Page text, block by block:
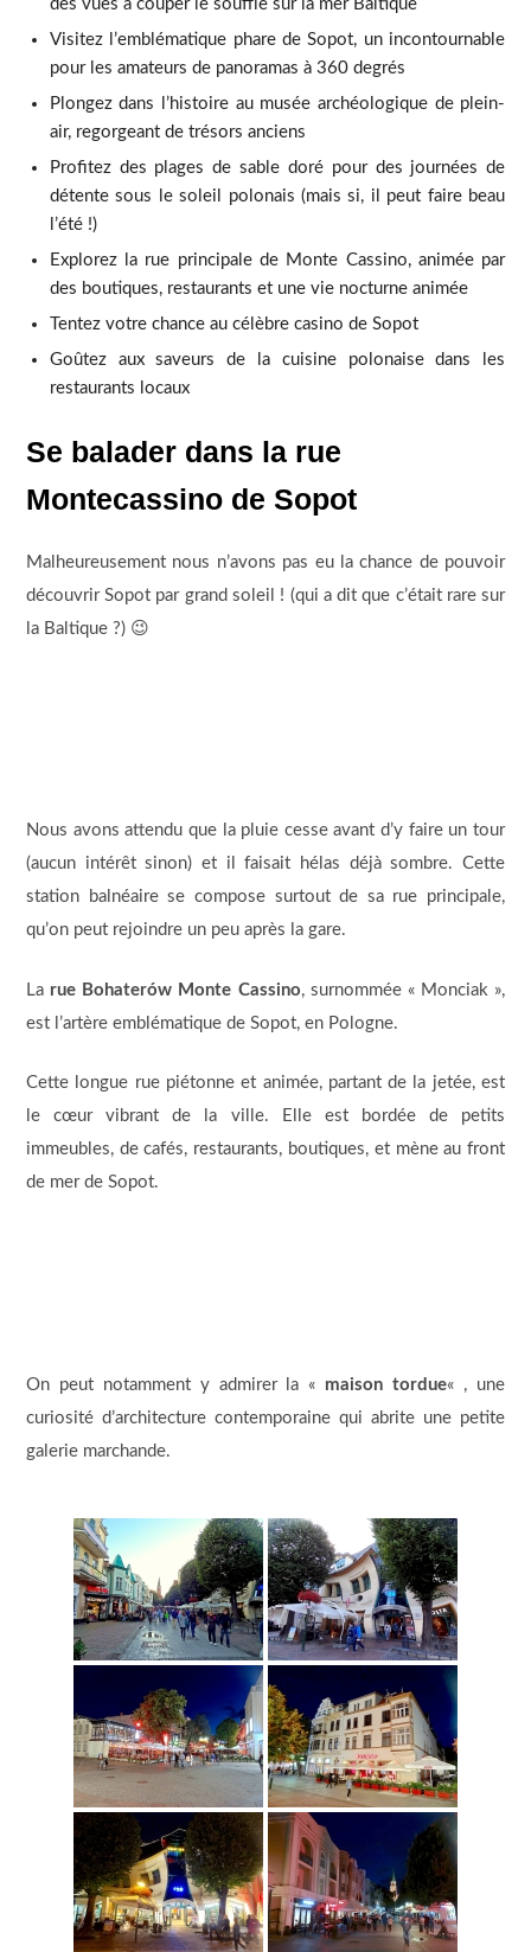
des vues à couper le souffle sur la mer Baltique
Visitez l’emblématique phare de Sopot, un incontournable
pour les amateurs de panoramas à 360 degrés
Plongez dans l’histoire au musée archéologique de plein-
air, regorgeant de trésors anciens
Profitez des plages de sable doré pour des journées de
détente sous le soleil polonais (mais si, il peut faire beau
l’été !)
Explorez la rue principale de Monte Cassino, animée par
des boutiques, restaurants et une vie nocturne animée
Tentez votre chance au célèbre casino de Sopot
Goûtez aux saveurs de la cuisine polonaise dans les
restaurants locaux
Se balader dans la rue
Montecassino de Sopot
Malheureusement nous n’avons pas eu la chance de pouvoir
découvrir Sopot par grand soleil ! (qui a dit que c’était rare sur
la Baltique ?) 😉
Nous avons attendu que la pluie cesse avant d’y faire un tour
(aucun intérêt sinon) et il faisait hélas déjà sombre. Cette
station balnéaire se compose surtout de sa rue principale,
qu’on peut rejoindre un peu après la gare.
La rue Bohaterów Monte Cassino, surnommée « Monciak »,
est l’artère emblématique de Sopot, en Pologne.
Cette longue rue piétonne et animée, partant de la jetée, est
le cœur vibrant de la ville. Elle est bordée de petits
immeubles, de cafés, restaurants, boutiques, et mène au front
de mer de Sopot.
On peut notamment y admirer la « maison tordue« , une
curiosité d’architecture contemporaine qui abrite une petite
galerie marchande.